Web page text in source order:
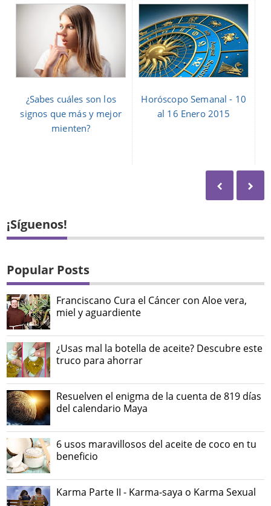
¿Sabes cuáles son los
signos que más y mejor
mienten?
Horóscopo Semanal - 10
al 16 Enero 2015
¡Síguenos!
Popular Posts
Franciscano Cura el Cáncer con Aloe vera,
miel y aguardiente
¿Usas mal la botella de aceite? Descubre este
truco para ahorrar
Resuelven el enigma de la cuenta de 819 días
del calendario Maya
6 usos maravillosos del aceite de coco en tu
beneficio
Karma Parte II - Karma-saya o Karma Sexual